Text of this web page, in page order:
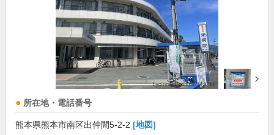
所在地・電話番号
熊本県熊本市南区出仲間5-2-2 [地図]